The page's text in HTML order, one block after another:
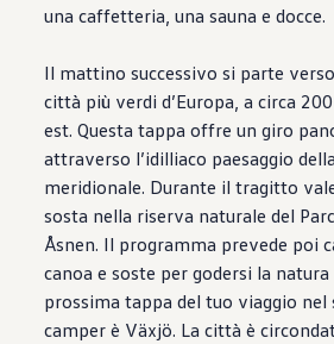
una caffetteria, una sauna e docce.
Il mattino successivo si parte
città più verdi d’Europa, a circa
est. Questa tappa offre un giro
attraverso l’idilliaco paesaggio
meridionale. Durante il tragitto
sosta nella riserva naturale del
Åsnen. Il programma prevede poi
canoa e soste per godersi la
prossima tappa del tuo viaggio nel
camper è Växjö. La città è